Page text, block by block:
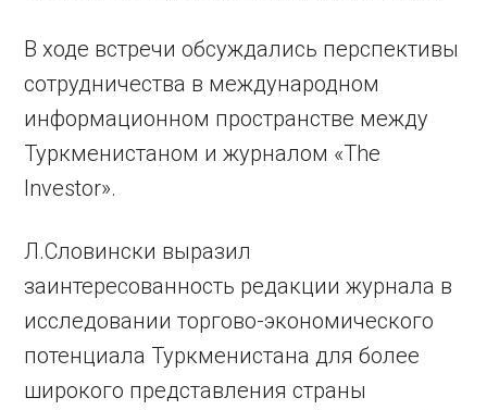
В ходе встречи обсуждались перспективы
сотрудничества в международном
информационном пространстве между
Туркменистаном и журналом «The
Investor».
Л.Словински выразил
заинтересованность редакции журнала в
исследовании торгово-экономического
потенциала Туркменистана для более
широкого представления страны